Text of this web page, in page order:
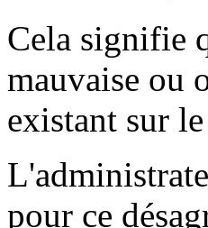
Cela signifie
mauvaise ou
existant sur
pour ce